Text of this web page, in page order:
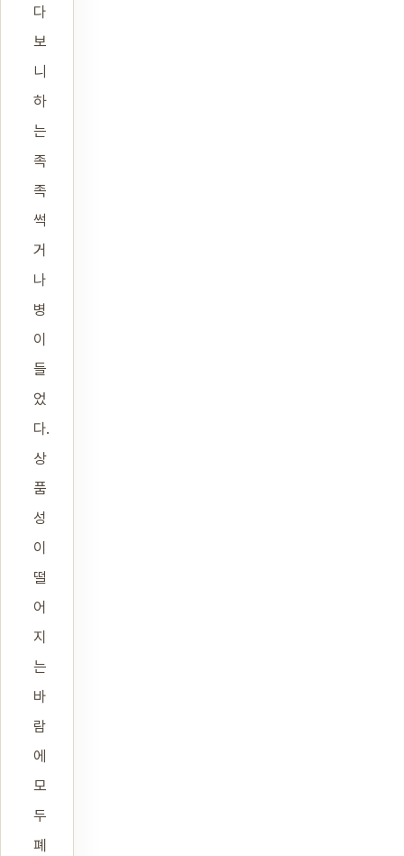
다
보
니
하
는
족
족
썩
거
나
병
이
들
었
다.
상
품
성
이
떨
어
지
는
바
람
에
모
두
폐